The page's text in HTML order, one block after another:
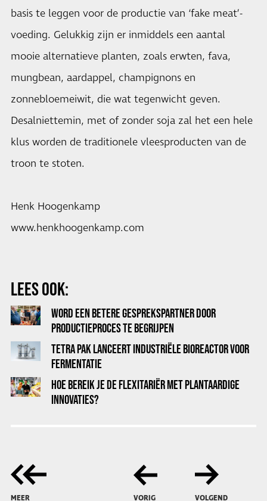
basis te leggen voor de productie van ‘fake meat’-
voeding. Gelukkig zijn er inmiddels een aantal
mooie alternatieve planten, zoals erwten, fava,
mungbean, aardappel, champignons en
zonnebloemeiwit, die wat tegenwicht geven.
Desalniettemin, met of zonder soja zal het een hele
klus worden de traditionele vleesproducten van de
troon te stoten.
Henk Hoogenkamp
www.henkhoogenkamp.com
LEES OOK:
WORD EEN BETERE GESPREKSPARTNER DOOR
PRODUCTIEPROCES TE BEGRIJPEN
TETRA PAK LANCEERT INDUSTRIËLE BIOREACTOR VOOR
FERMENTATIE
HOE BEREIK JE DE FLEXITARIËR MET PLANTAARDIGE
INNOVATIES?
MEER
VORIG
VOLGEND